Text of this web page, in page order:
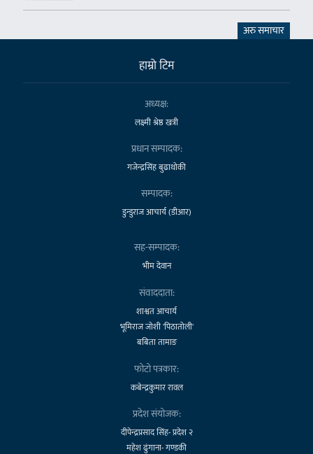
अरु समाचार
हाम्राे टिम
अध्यक्ष:
लक्ष्मी श्रेष्ठ खत्री
प्रधान सम्पादक:
गजेन्द्रसिंह बुढाथोकी
सम्पादक:
डुन्डुराज आचार्य (डीआर)
सह-सम्पादक:
भीम देवान
संवाददाता:
शाश्वत आचार्य
भूमिराज जोशी 'पिठातोली'
बबिता तामाङ
फोटो पत्रकार:
कबेन्द्रकुमार रावल
प्रदेश संयोजक:
दीपेन्द्रप्रसाद सिंह- प्रदेश २
महेश ढुंगाना- गण्डकी